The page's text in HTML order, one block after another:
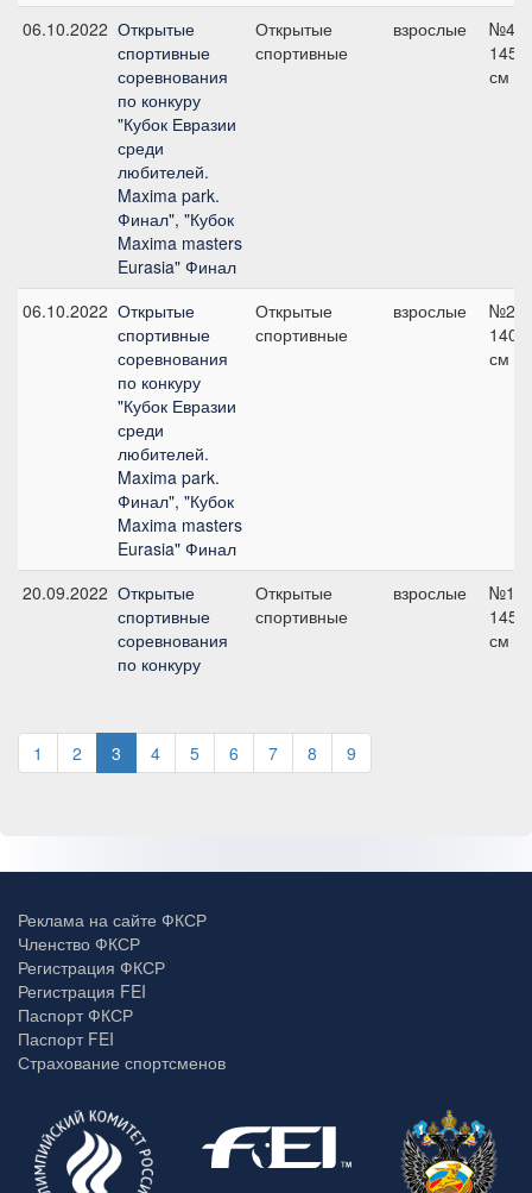
06.10.2022 Открытые
спортивные
соревнования
по конкуру
"Кубок Евразии
среди
любителей.
Maxima park.
Финал", "Кубок
Maxima masters
Eurasia" Финал
Открытые
спортивные
взрослые
№4,
145
см
06.10.2022 Открытые
спортивные
соревнования
по конкуру
"Кубок Евразии
среди
любителей.
Maxima park.
Финал", "Кубок
Maxima masters
Eurasia" Финал
Открытые
спортивные
взрослые
№2,
140
см
20.09.2022 Открытые
спортивные
соревнования
по конкуру
Открытые
спортивные
взрослые
№16,
145
см
1 2 3 4 5 6 7 8 9
Реклама на сайте ФКСР
Членство ФКСР
Регистрация ФКСР
Регистрация FEI
Паспорт ФКСР
Паспорт FEI
Страхование спортсменов